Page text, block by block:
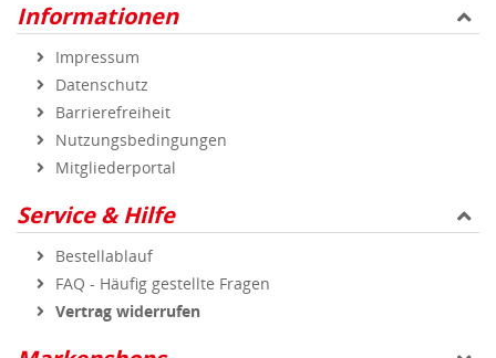
Informationen
Impressum
Datenschutz
Barrierefreiheit
Nutzungsbedingungen
Mitgliederportal
Service & Hilfe
Bestellablauf
FAQ - Häufig gestellte Fragen
Vertrag widerrufen